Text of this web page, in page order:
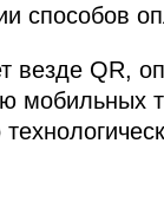
способов
везде QR,
мобильных